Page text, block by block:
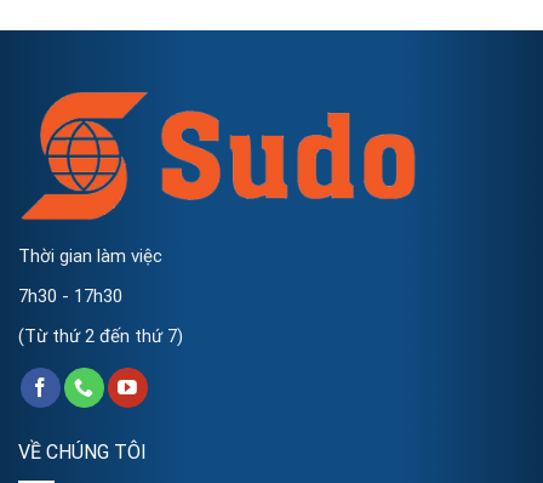
Thời gian làm việc
7h30 - 17h30
(Từ thứ 2 đến thứ 7)
VỀ CHÚNG TÔI